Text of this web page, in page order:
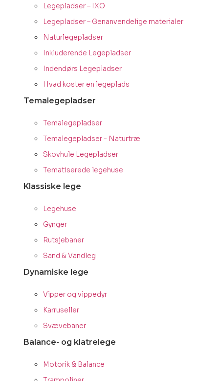
Legepladser – IXO
Legepladser – Genanvendelige materialer
Naturlegepladser
Inkluderende Legepladser
Indendørs Legepladser
Hvad koster en legeplads
Temalegepladser
Temalegepladser
Temalegepladser - Naturtræ
Skovhule Legepladser
Tematiserede legehuse
Klassiske lege
Legehuse
Gynger
Rutsjebaner
Sand & Vandleg
Dynamiske lege
Vipper og vippedyr
Karruseller
Svævebaner
Balance- og klatrelege
Motorik & Balance